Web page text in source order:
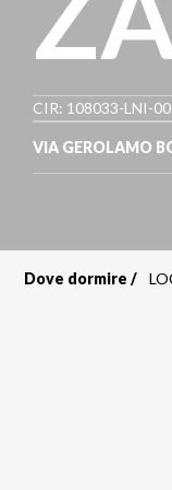
CIR: 108033-LNI-
VIA GEROLAMO
Dove dormire